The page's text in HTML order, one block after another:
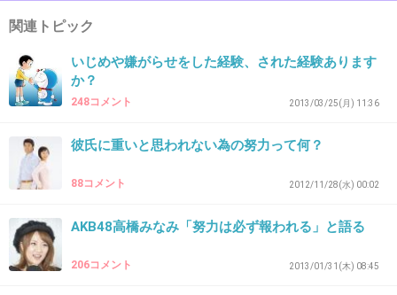
17さん
トピ違ってるだろうけど、私も同じ意見だから
+22 -9
関連トピック
いじめや嫌がらせをした経験、された経験あります
か？
248コメント 2013/03/25(月) 11:36
彼氏に重いと思われない為の努力って何？
88コメント 2012/11/28(水) 00:02
AKB48高橋みなみ「努力は必ず報われる」と語る
206コメント 2013/01/31(木) 08:45